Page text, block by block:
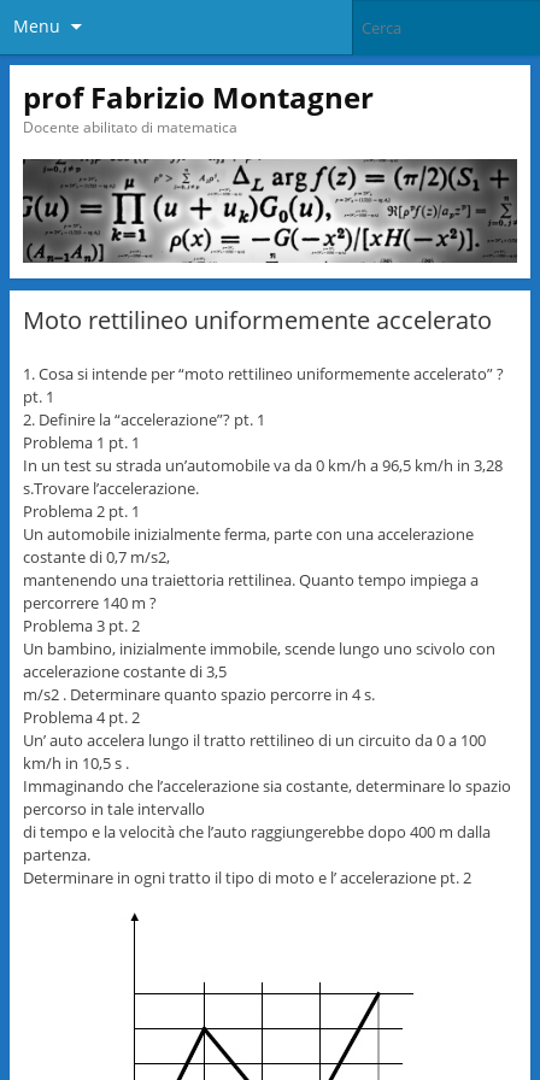
Menu
prof Fabrizio Montagner
Docente abilitato di matematica
Moto rettilineo uniformemente accelerato
1. Cosa si intende per “moto rettilineo uniformemente accelerato” ?
pt. 1
2. Definire la “accelerazione”? pt. 1
Problema 1 pt. 1
In un test su strada un’automobile va da 0 km/h a 96,5 km/h in 3,28
s.Trovare l’accelerazione.
Problema 2 pt. 1
Un automobile inizialmente ferma, parte con una accelerazione
costante di 0,7 m/s2,
mantenendo una traiettoria rettilinea. Quanto tempo impiega a
percorrere 140 m ?
Problema 3 pt. 2
Un bambino, inizialmente immobile, scende lungo uno scivolo con
accelerazione costante di 3,5
m/s2 . Determinare quanto spazio percorre in 4 s.
Problema 4 pt. 2
Un’ auto accelera lungo il tratto rettilineo di un circuito da 0 a 100
km/h in 10,5 s .
Immaginando che l’accelerazione sia costante, determinare lo spazio
percorso in tale intervallo
di tempo e la velocità che l’auto raggiungerebbe dopo 400 m dalla
partenza.
Determinare in ogni tratto il tipo di moto e l’ accelerazione pt. 2